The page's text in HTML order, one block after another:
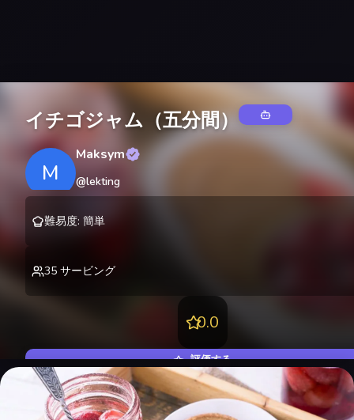
イチゴジャム（五分間）
M
Maksym
@lekting
難易度: 簡単
35 サービング
0.0
評価する